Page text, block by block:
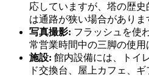
応していますが、塔の歴
は通路が狭い場合がありま
写真撮影: フラッシュを使
常営業時間中の三脚の使用
施設: 館内設備には、トイ
ド交換台、屋上カフェ、